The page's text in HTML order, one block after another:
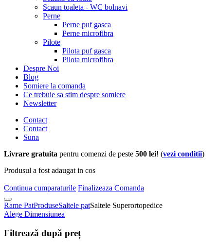
Scaun toaleta - WC bolnavi
Perne
Perne puf gasca
Perne microfibra
Pilote
Pilota puf gasca
Pilota microfibra
Despre Noi
Blog
Somiere la comanda
Ce trebuie sa stim despre somiere
Newsletter
Contact
Contact
Suna
Livrare gratuita pentru comenzi de peste 500 lei! (vezi conditii)
Produsul a fost adaugat in cos
Continua cumparaturile Finalizeaza Comanda
Rame PatProduseSaltele patSaltele Superortopedice
Alege Dimensiunea
Filtrează după preț